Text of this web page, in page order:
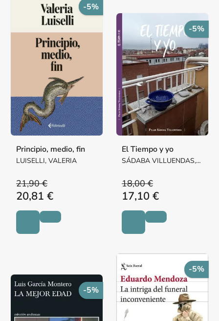
-5%
Principio, medio, fin
LUISELLI, VALERIA
21,90 €
20,81 €
-5%
El Tiempo y yo
SÁDABA VILLUENDAS,
18,00 €
17,10 €
-5%
-5%